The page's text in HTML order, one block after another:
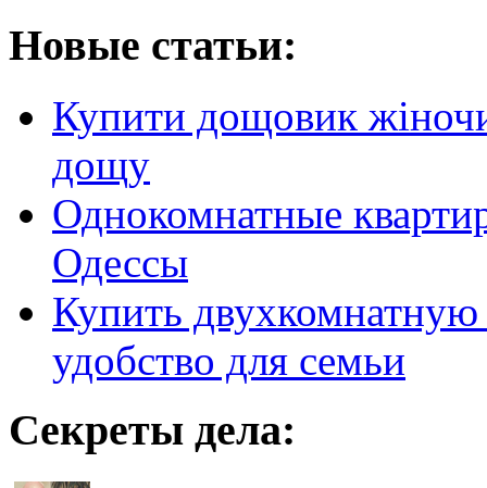
Новые статьи:
Купити дощовик
дощу
Однокомнатные
Одессы
Купить
удобство для семьи
Секреты дела: